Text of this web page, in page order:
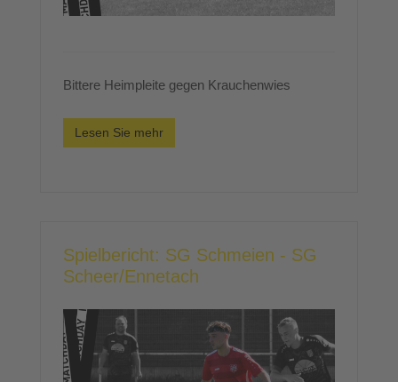
Bittere Heimpleite gegen Krauchenwies
Lesen Sie mehr
Spielbericht: SG Schmeien - SG
Scheer/Ennetach